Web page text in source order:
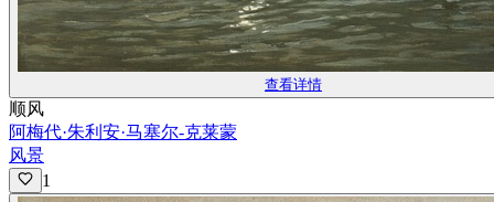
查看详情
顺风
阿梅代·朱利安·马塞尔-克莱蒙
风景
1